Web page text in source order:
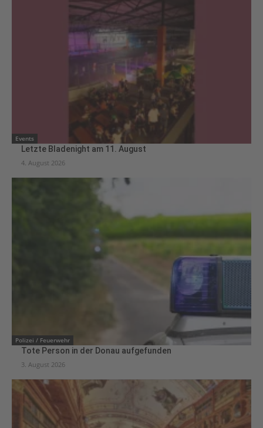
Events
Letzte Bladenight am 11. August
4. August 2026
Polizei / Feuerwehr
Tote Person in der Donau aufgefunden
3. August 2026